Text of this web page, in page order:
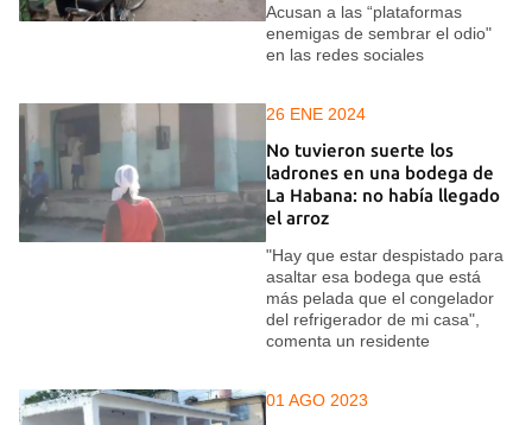
Acusan a las “plataformas
enemigas de sembrar el odio"
en las redes sociales
26 ENE 2024
No tuvieron suerte los
ladrones en una bodega de
La Habana: no había llegado
el arroz
"Hay que estar despistado para
asaltar esa bodega que está
más pelada que el congelador
del refrigerador de mi casa",
comenta un residente
01 AGO 2023